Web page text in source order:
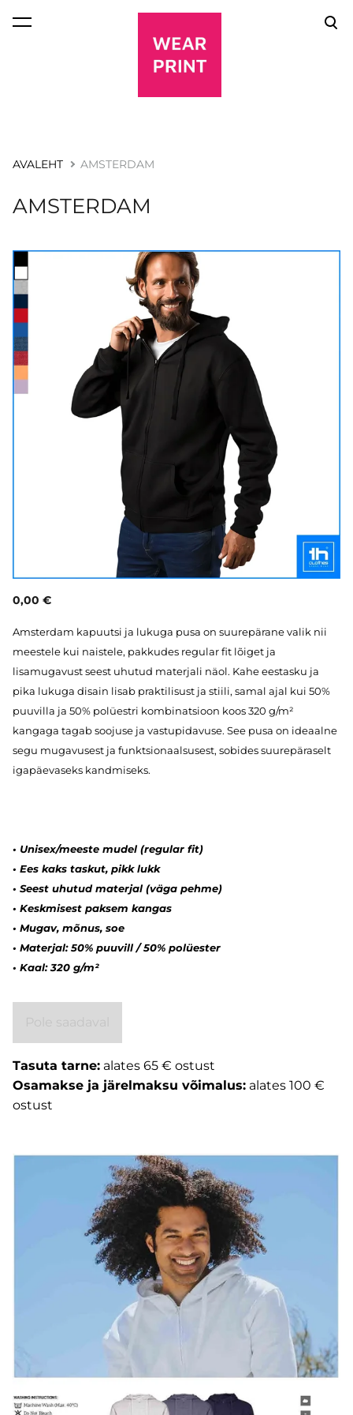
lisati ostukorvi.
AVALEHT AMSTERDAM
AMSTERDAM
0,00 €
Amsterdam kapuutsi ja lukuga pusa on suurepärane valik nii
meestele kui naistele, pakkudes regular fit lõiget ja
lisamugavust seest uhutud materjali näol. Kahe eestasku ja
pika lukuga disain lisab praktilisust ja stiili, samal ajal kui 50%
puuvilla ja 50% polüestri kombinatsioon koos 320 g/m²
kangaga tagab soojuse ja vastupidavuse. See pusa on ideaalne
segu mugavusest ja funktsionaalsusest, sobides suurepäraselt
igapäevaseks kandmiseks.
• Unisex/meeste mudel (regular fit)
• Ees kaks taskut, pikk lukk
• Seest uhutud materjal (väga pehme)
• Keskmisest paksem kangas
• Mugav, mõnus, soe
• Materjal: 50% puuvill / 50% polüester
• Kaal: 320 g/m²
Tasuta tarne: alates 65 € ostust
Osamakse ja järelmaksu võimalus: alates 100 €
ostust